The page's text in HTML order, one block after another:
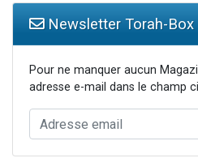
Newsletter Torah-Box
Pour ne manquer aucun
adresse e-mail dans le champ